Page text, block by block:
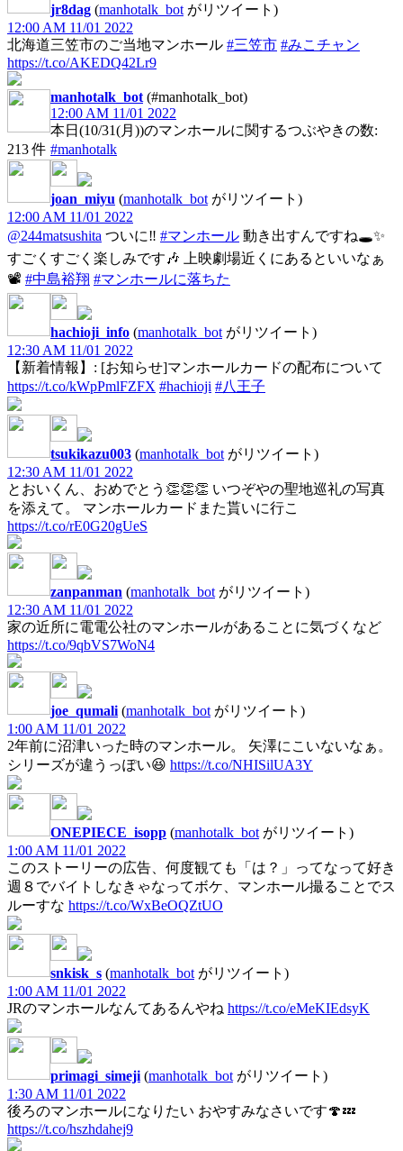
jr8dag (manhotalk_bot がリツイート)
12:00 AM 11/01 2022
北海道三笠市のご当地マンホール #三笠市 #みこチャン
https://t.co/AKEDQ42Lr9
manhotalk_bot (#manhotalk_bot)
12:00 AM 11/01 2022
本日(10/31(月))のマンホールに関するつぶやきの数:
213 件 #manhotalk
joan_miyu (manhotalk_bot がリツイート)
12:00 AM 11/01 2022
@244matsushita ついに‼︎ #マンホール 動き出すんですね🕳✨
すごくすごく楽しみです🎶 上映劇場近くにあるといいなぁ
📽 #中島裕翔 #マンホールに落ちた
hachioji_info (manhotalk_bot がリツイート)
12:30 AM 11/01 2022
【新着情報】: [お知らせ]マンホールカードの配布について
https://t.co/kWpPmlFZFX #hachioji #八王子
tsukikazu003 (manhotalk_bot がリツイート)
12:30 AM 11/01 2022
とおいくん、おめでとう👏👏👏 いつぞやの聖地巡礼の写真
を添えて。 マンホールカードまた貰いに行こ
https://t.co/rE0G20gUeS
zanpanman (manhotalk_bot がリツイート)
12:30 AM 11/01 2022
家の近所に電電公社のマンホールがあることに気づくなど
https://t.co/9qbVS7WoN4
joe_qumali (manhotalk_bot がリツイート)
1:00 AM 11/01 2022
2年前に沼津いった時のマンホール。 矢澤にこいないなぁ。
シリーズが違うっぽい😆 https://t.co/NHISilUA3Y
ONEPIECE_isopp (manhotalk_bot がリツイート)
1:00 AM 11/01 2022
このストーリーの広告、何度観ても「は？」ってなって好き
週８でバイトしなきゃなってボケ、マンホール撮ることでス
ルーすな https://t.co/WxBeOQZtUO
snkisk_s (manhotalk_bot がリツイート)
1:00 AM 11/01 2022
JRのマンホールなんてあるんやね https://t.co/eMeKIEdsyK
primagi_simeji (manhotalk_bot がリツイート)
1:30 AM 11/01 2022
後ろのマンホールになりたい おやすみなさいです🍄💤
https://t.co/hszhdahej9